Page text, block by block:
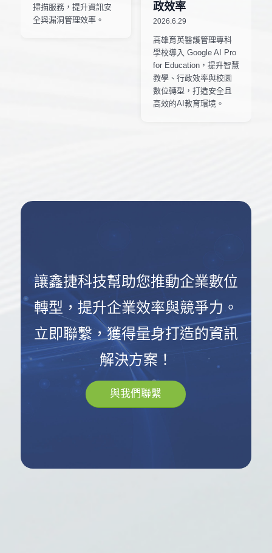
掃描服務，提升資訊安
全與漏洞管理效率。
政效率
2026.6.29
高雄育英醫護管理專科
學校導入 Google AI Pro
for Education，提升智慧
教學、行政效率與校園
數位轉型，打造安全且
高效的AI教育環境。
讓鑫捷科技幫助您推動企業數位
轉型，提升企業效率與競爭力。
立即聯繫，獲得量身打造的資訊
解決方案！
與我們聯繫